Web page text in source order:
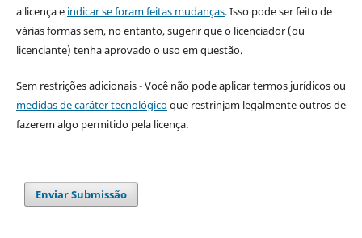
a licença e indicar se foram feitas mudanças. Isso pode ser feito de
várias formas sem, no entanto, sugerir que o licenciador (ou
licenciante) tenha aprovado o uso em questão.
Sem restrições adicionais - Você não pode aplicar termos jurídicos ou
medidas de caráter tecnológicoque restrinjam legalmente outros de
fazerem algo permitido pela licença.
Enviar Submissão